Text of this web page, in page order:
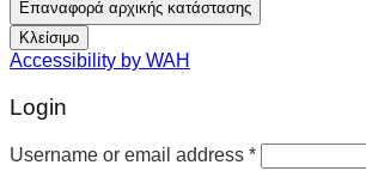
Επαναφορά αρχικής κατάστασης
Κλείσιμο
Accessibility by WAH
Login
Username or email address *